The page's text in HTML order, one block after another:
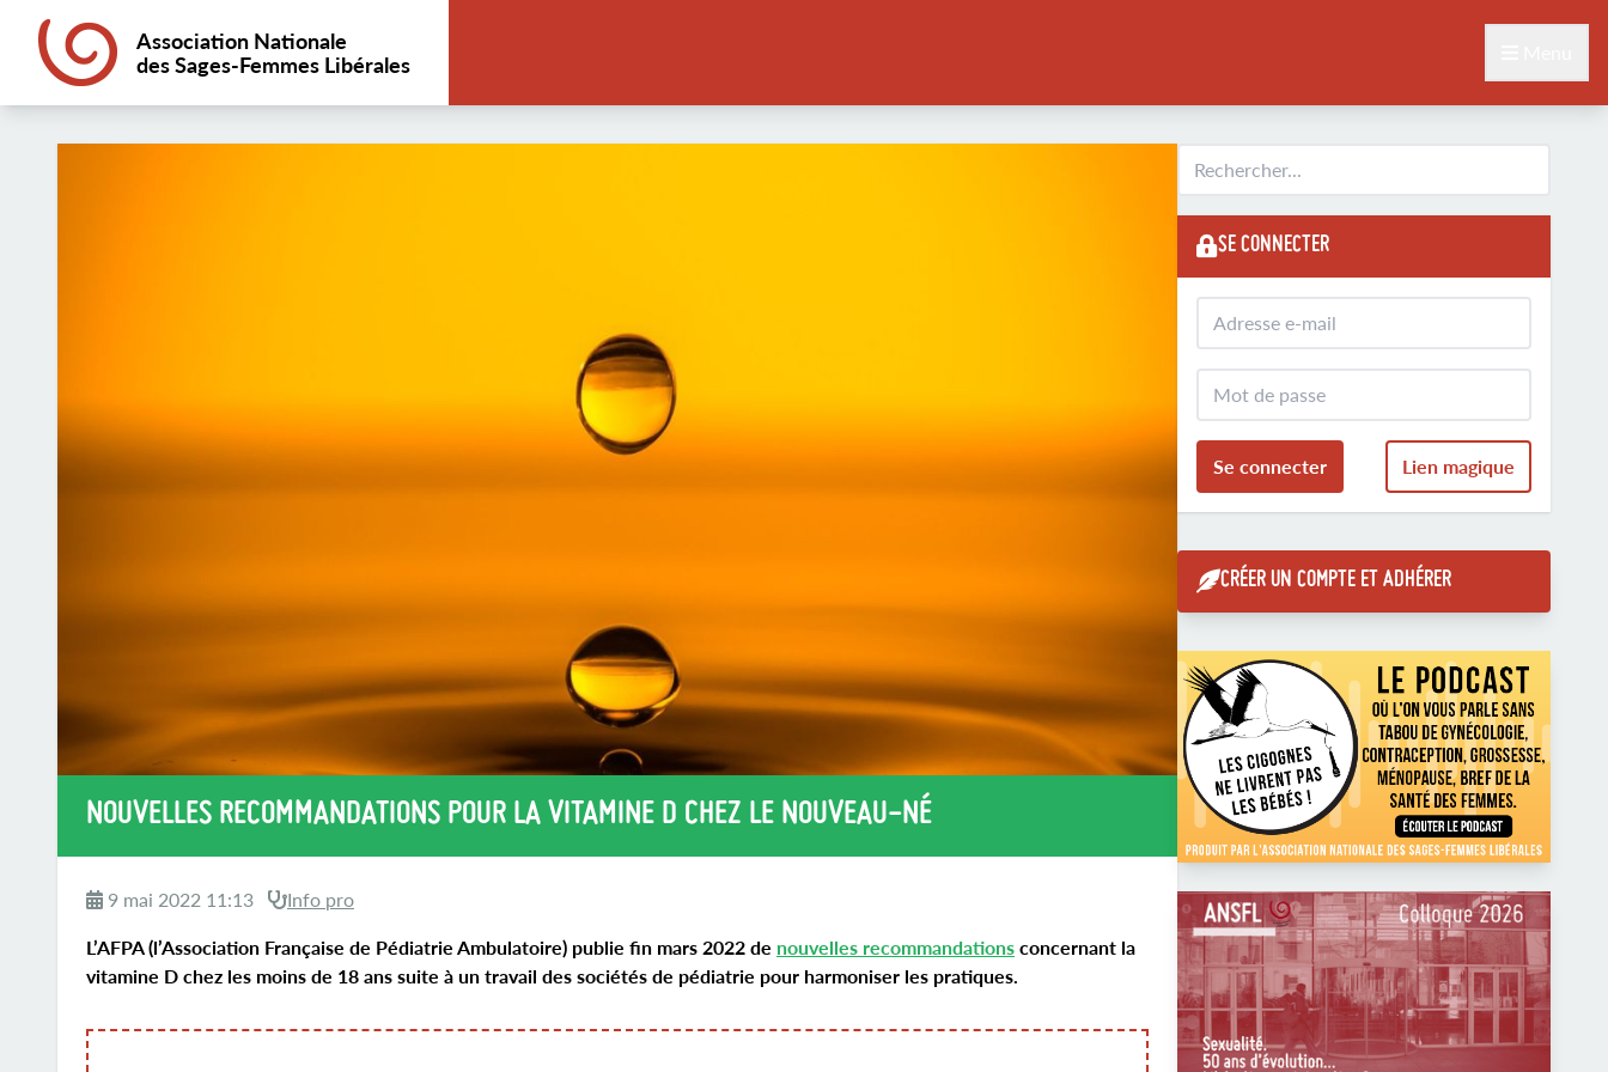
Association Nationale
des Sages-Femmes Libérales
NOUVELLES RECOMMANDATIONS POUR LA VITAMINE D CHEZ LE NOUVEAU-NÉ
9 mai 2022 11:13 Info pro
L’AFPA (l’Association Française de Pédiatrie Ambulatoire) publie fin mars 2022 de nouvelles recommandations concernant la
vitamine D chez les moins de 18 ans suite à un travail des sociétés de pédiatrie pour harmoniser les pratiques.
SE CONNECTER
Se connecter Lien magique
CRÉER UN COMPTE ET ADHÉRER